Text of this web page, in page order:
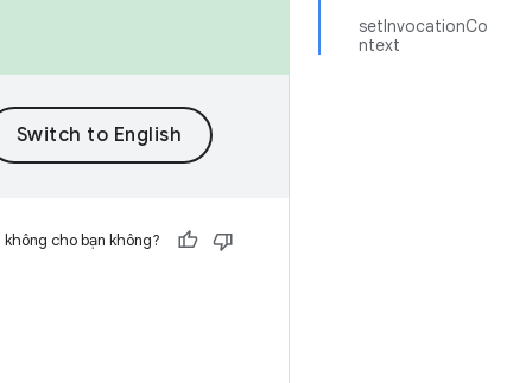
setInvocationCo
ntext
cho bạn không?